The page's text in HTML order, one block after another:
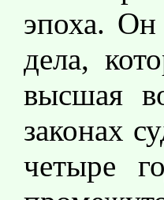
эпоха.
дела,
высшая
законах
четыре